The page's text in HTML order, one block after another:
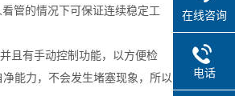
管的情况下可保证连续稳定工
且有手动控制功能，以方便检
能力，不会发生堵塞现象，所以
在线咨询
电话